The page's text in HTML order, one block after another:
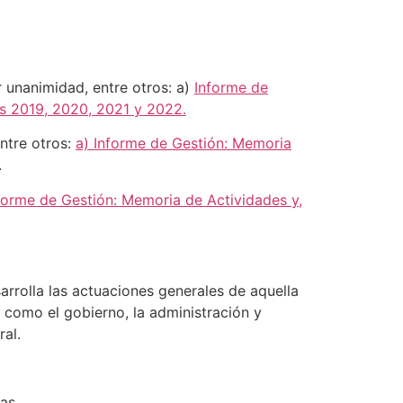
entre otros: a) Informe de
2019, 2020, 2021 y 2022.
otros: a) Informe de Gestión: Memoria
.
de Gestión: Memoria de Actividades y,
las actuaciones generales de aquella
el gobierno, la administración y